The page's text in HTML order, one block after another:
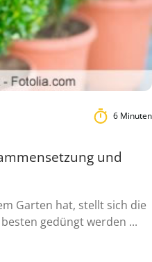
6 Minuten
und
Garten hat, stellt sich die
gedüngt werden ...